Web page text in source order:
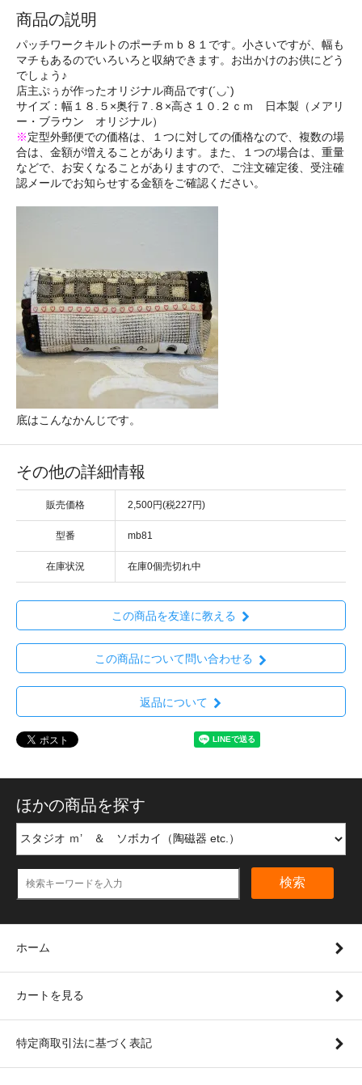
商品の説明
パッチワークキルトのポーチｍｂ８１です。小さいですが、幅も
マチもあるのでいろいろと収納できます。お出かけのお供にどう
でしょう♪
店主ぷぅが作ったオリジナル商品です(´◡`)
サイズ：幅１８.５×奥行７.８×高さ１０.２ｃｍ 日本製（メアリ
ー・ブラウン オリジナル）
※定型外郵便での価格は、１つに対しての価格なので、複数の場
合は、金額が増えることがあります。また、１つの場合は、重量
などで、お安くなることがありますので、ご注文確定後、受注確
認メールでお知らせする金額をご確認ください。
底はこんなかんじです。
その他の詳細情報
販売価格 2,500円(税227円)
型番 mb81
在庫状況 在庫0個売切れ中
この商品を友達に教える
この商品について問い合わせる
返品について
ほかの商品を探す
検索
ホーム
カートを見る
特定商取引法に基づく表記